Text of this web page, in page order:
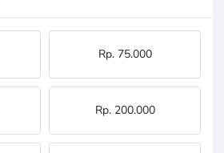
Rp. 75.000
Rp. 200.000